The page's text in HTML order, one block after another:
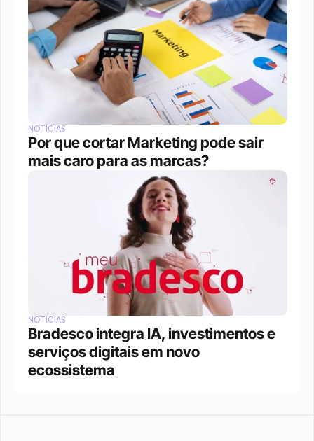
NOTÍCIAS
Por que cortar Marketing pode sair
mais caro para as marcas?
NOTÍCIAS
Bradesco integra IA, investimentos e
serviços digitais em novo
ecossistema